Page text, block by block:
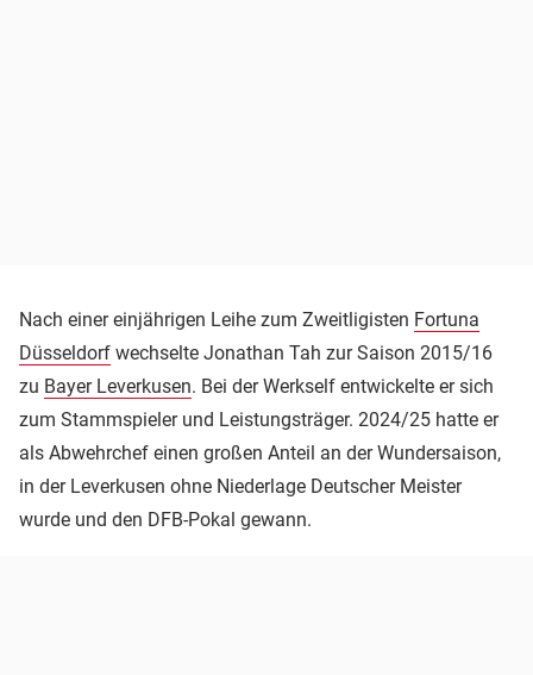
Nach einer einjährigen Leihe zum Zweitligisten Fortuna
Düsseldorf wechselte Jonathan Tah zur Saison 2015/16
zu Bayer Leverkusen. Bei der Werkself entwickelte er sich
zum Stammspieler und Leistungsträger. 2024/25 hatte er
als Abwehrchef einen großen Anteil an der Wundersaison,
in der Leverkusen ohne Niederlage Deutscher Meister
wurde und den DFB-Pokal gewann.